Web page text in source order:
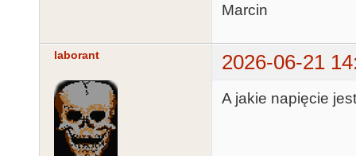
Marcin
laborant 2026-06-21
A jakie napięcie